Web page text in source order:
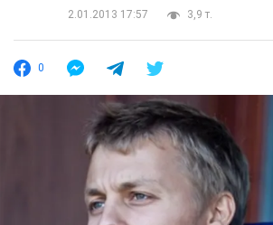
2.01.2013 17:57
3,9 т.
0